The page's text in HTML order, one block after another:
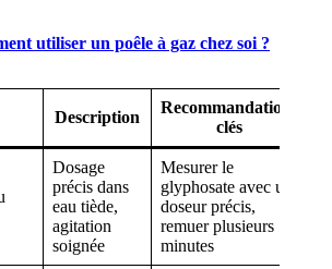
utiliser un poêle à gaz chez soi ?
Description
Recommandations
clés
Dosage
précis dans
eau tiède,
agitation
soignée
Mesurer le
glyphosate avec un
doseur précis,
remuer plusieurs
minutes